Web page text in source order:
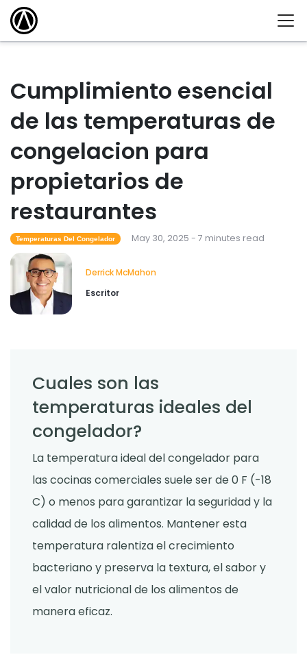
Cumplimiento esencial
de las temperaturas de
congelacion para
propietarios de
restaurantes
Temperaturas Del Congelador May 30, 2025 - 7 minutes read
Derrick McMahon
Escritor
Cuales son las
temperaturas ideales del
congelador?
La temperatura ideal del congelador para
las cocinas comerciales suele ser de 0 F (-18
C) o menos para garantizar la seguridad y la
calidad de los alimentos. Mantener esta
temperatura ralentiza el crecimiento
bacteriano y preserva la textura, el sabor y
el valor nutricional de los alimentos de
manera eficaz.